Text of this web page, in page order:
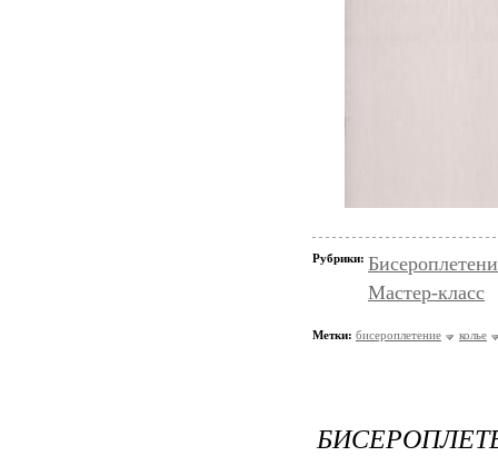
Рубрики:
Мастер-класс
Метки: бисероплетение колье